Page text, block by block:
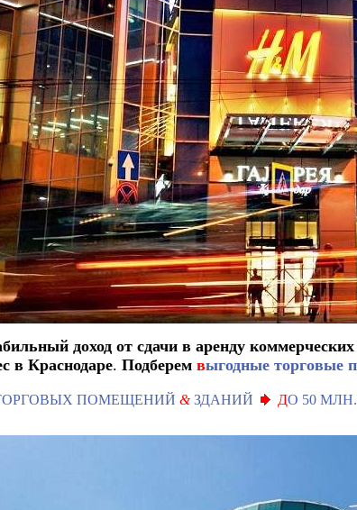
доход от сдачи в аренду
в Краснодаре. Подберем выгодные торговые
ПОМЕЩЕНИЙ &ЗДАНИЙ ДО 50